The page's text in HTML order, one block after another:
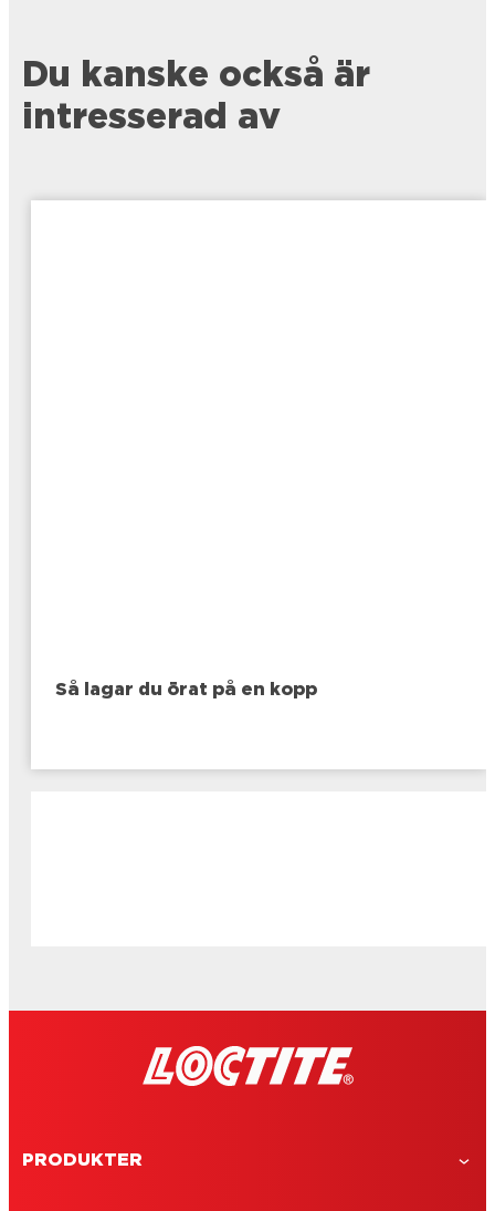
Du kanske också är
intresserad av
Så lagar du örat på en kopp
PRODUKTER